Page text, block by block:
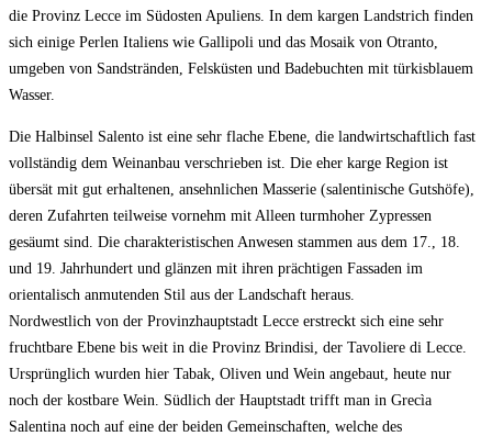
die Provinz Lecce im Südosten Apuliens. In dem kargen Landstrich finden
sich einige Perlen Italiens wie Gallipoli und das Mosaik von Otranto,
umgeben von Sandstränden, Felsküsten und Badebuchten mit türkisblauem
Wasser.
Die Halbinsel Salento ist eine sehr flache Ebene, die landwirtschaftlich fast
vollständig dem Weinanbau verschrieben ist. Die eher karge Region ist
übersät mit gut erhaltenen, ansehnlichen Masserie (salentinische Gutshöfe),
deren Zufahrten teilweise vornehm mit Alleen turmhoher Zypressen
gesäumt sind. Die charakteristischen Anwesen stammen aus dem 17., 18.
und 19. Jahrhundert und glänzen mit ihren prächtigen Fassaden im
orientalisch anmutenden Stil aus der Landschaft heraus.
Nordwestlich von der Provinzhauptstadt Lecce erstreckt sich eine sehr
fruchtbare Ebene bis weit in die Provinz Brindisi, der Tavoliere di Lecce.
Ursprünglich wurden hier Tabak, Oliven und Wein angebaut, heute nur
noch der kostbare Wein. Südlich der Hauptstadt trifft man in Grecìa
Salentina noch auf eine der beiden Gemeinschaften, welche des